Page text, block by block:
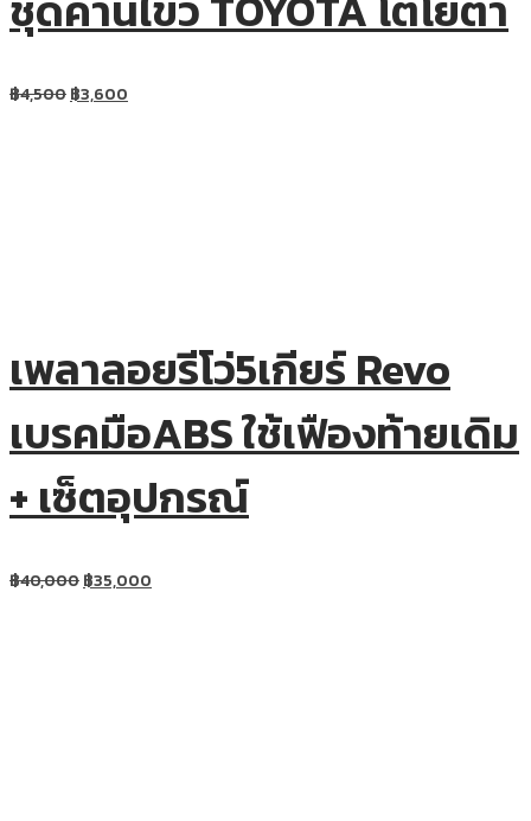
฿4,500฿3,600
เพลาลอยรีโว่5เกียร์ Revo
เบรคมือABS ใช้เฟืองท้ายเดิม
+ เซ็ตอุปกรณ์
฿40,000฿35,000